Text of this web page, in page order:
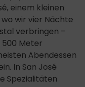
einem kleinen
wir vier Nächte
verbringen –
Meter
Abendessen
In San José
Spezialitäten